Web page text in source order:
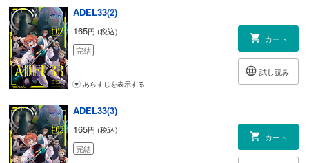
ADEL33(2)
165円 (税込)
完結
カート
試し読み
あらすじを表示する
ADEL33(3)
165円 (税込)
完結
カート